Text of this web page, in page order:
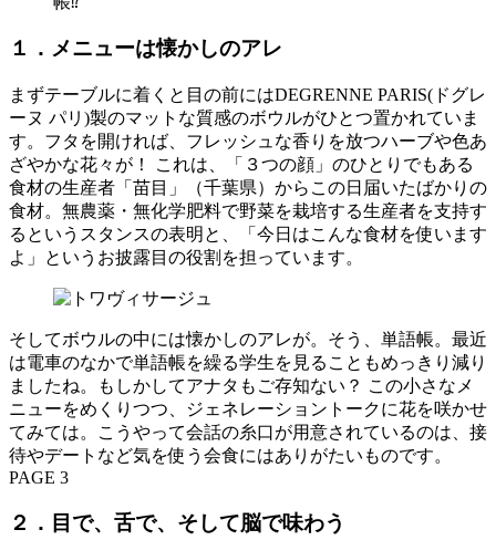
１．メニューは懐かしのアレ
まずテーブルに着くと目の前にはDEGRENNE PARIS(ドグレ
ーヌ パリ)製のマットな質感のボウルがひとつ置かれていま
す。フタを開ければ、フレッシュな香りを放つハーブや色あ
ざやかな花々が！ これは、「３つの顔」のひとりでもある
食材の生産者「苗目」（千葉県）からこの日届いたばかりの
食材。無農薬・無化学肥料で野菜を栽培する生産者を支持す
るというスタンスの表明と、「今日はこんな食材を使います
よ」というお披露目の役割を担っています。
そしてボウルの中には懐かしのアレが。そう、単語帳。最近
は電車のなかで単語帳を繰る学生を見ることもめっきり減り
ましたね。もしかしてアナタもご存知ない？ この小さなメ
ニューをめくりつつ、ジェネレーショントークに花を咲かせ
てみては。こうやって会話の糸口が用意されているのは、接
待やデートなど気を使う会食にはありがたいものです。
PAGE 3
２．目で、舌で、そして脳で味わう